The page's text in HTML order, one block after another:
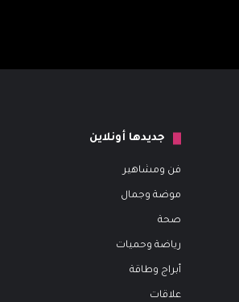
جديدها أونلاين
فن ومشاهير
موضة وجمال
صحة
رياضة وحميات
أبراج وطاقة
علاقات